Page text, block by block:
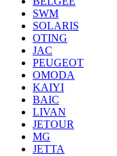
SWM
SOLARIS
OTING
JAC
PEUGEOT
OMODA
KAIYI
BAIC
LIVAN
JETOUR
MG
JETTA